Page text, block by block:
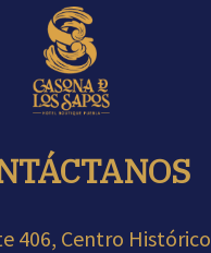
406, Centro Histórico